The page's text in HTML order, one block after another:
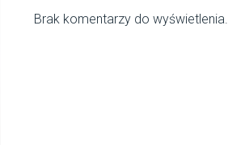
Brak komentarzy do wyświetlenia.